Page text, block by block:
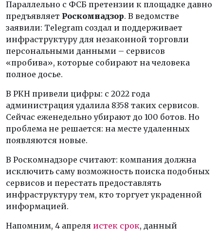
Параллельно с ФСБ претензии к площадке давно
предъявляет Роскомнадзор. В ведомстве
заявили: Telegram создал и поддерживает
инфраструктуру для незаконной торговли
персональными данными – сервисов
«пробива», которые собирают на человека
полное досье.
В РКН привели цифры: с 2022 года
администрация удалила 8358 таких сервисов.
Сейчас еженедельно убирают до 100 ботов. Но
проблема не решается: на месте удаленных
появляются новые.
В Роскомнадзоре считают: компания должна
исключить саму возможность поиска подобных
сервисов и перестать предоставлять
инфраструктуру тем, кто торгует украденной
информацией.
Напомним, 4 апреля истек срок, данный